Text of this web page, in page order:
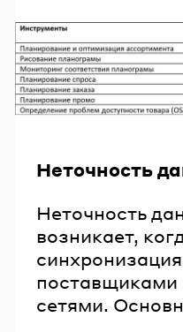
Неточность
Неточность
возникает,
сетями.